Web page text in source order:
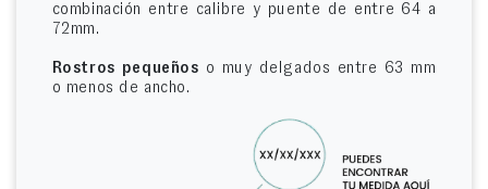
combinación entre calibre y puente de entre 64 a
72mm.
Rostros pequeños o muy delgados entre 63 mm
o menos de ancho.